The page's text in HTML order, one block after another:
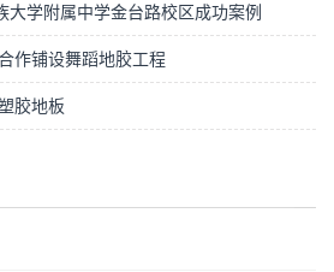
大学附属中学金台路校区成功案例
作铺设舞蹈地胶工程
胶地板